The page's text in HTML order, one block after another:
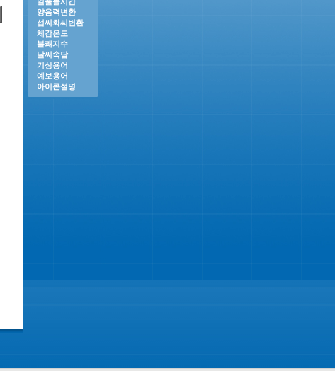
양음력변환
섭씨화씨변환
체감온도
불쾌지수
날씨속담
기상용어
예보용어
아이콘설명